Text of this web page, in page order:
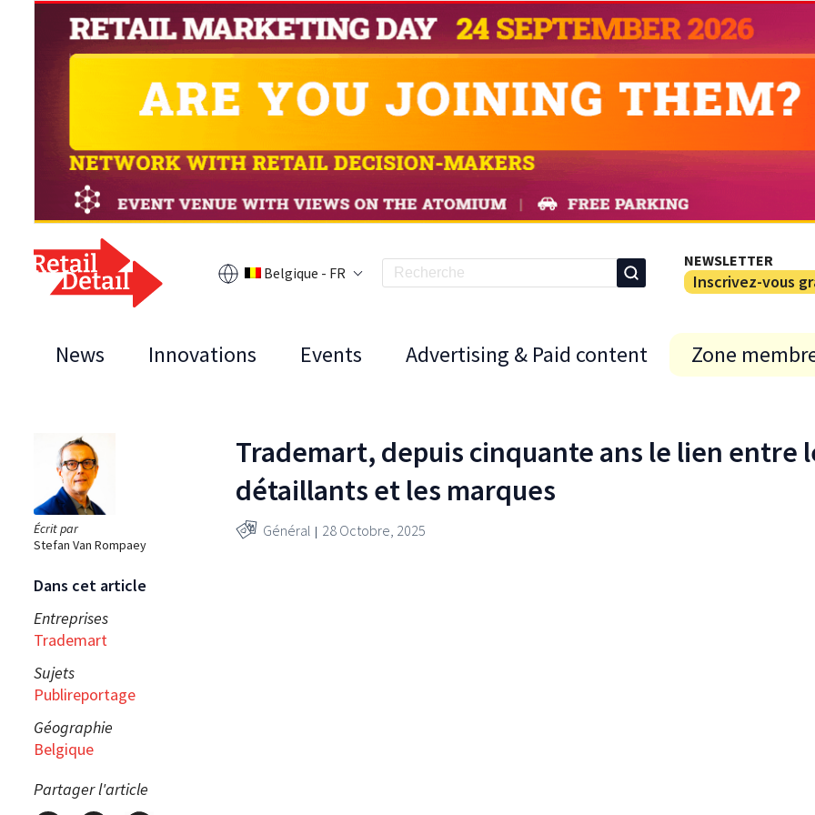
Belgique - FR
NEWSLETTER
Inscrivez-vous
News Innovations Events Advertising & Paid content Zone
Écrit par
Stefan Van Rompaey
Dans cet article
Entreprises
Trademart
Sujets
Publireportage
Géographie
Belgique
Partager l'article
Trademart, depuis cinquante ans le lien entre
détaillants et les marques
Général 28 Octobre, 2025